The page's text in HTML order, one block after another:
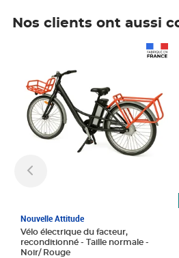
Nos clients ont aussi
Nouvelle Attitude
Vélo électrique du facteur,
reconditionné - Taille normale -
Noir/ Rouge